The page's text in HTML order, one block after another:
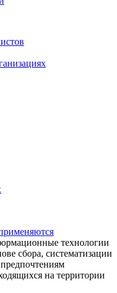
технологии
сбора, систематизации
на территории